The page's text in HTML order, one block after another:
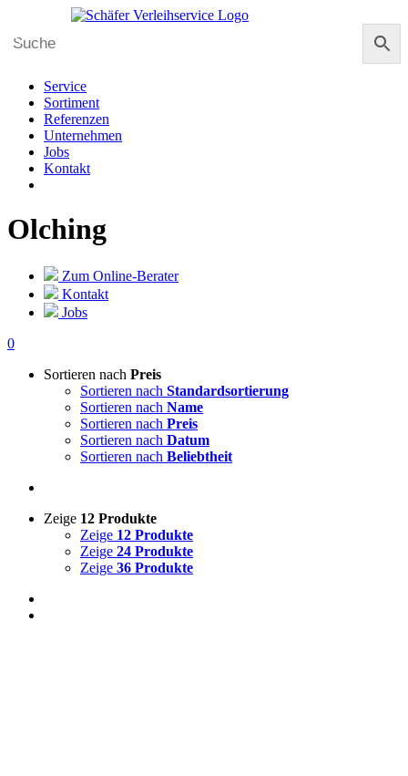
content
Service
Sortiment
Referenzen
Unternehmen
Jobs
Kontakt
Olching
Zum Online-Berater
Kontakt
Jobs
0
Sortieren nach Preis
Sortieren nach Standardsortierung
Sortieren nach Name
Sortieren nach Preis
Sortieren nach Datum
Sortieren nach Beliebtheit
Zeige 12 Produkte
Zeige 12 Produkte
Zeige 24 Produkte
Zeige 36 Produkte